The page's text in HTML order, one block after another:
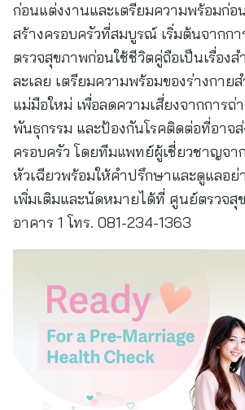
ก่อนแต่งงานและเตรียมความพร้อมก่อ
สร้างครอบครัวที่สมบูรณ์ เริ่มต้นจากก
ตรวจสุขภาพก่อนใช้ชีวิตคู่ถือเป็นเรื่อง
ละเลย เตรียมความพร้อมของร่างกา
แม่มือใหม่ เพื่อลดความเสี่ยงจากการถ่
พันธุกรรม และป้องกันโรคติดต่อที่อาจ
ครอบครัว โดยทีมแพทย์ผู้เชี่ยวชาญจา
หัวเฉียวพร้อมให้คำปรึกษาและดูแลอย่
เพิ่มเติมและนัดหมายได้ที่ ศูนย์ตรวจสุ
อาคาร 1 โทร. 081-234-1363